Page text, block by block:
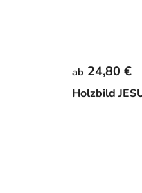
Holzbild
ab 24,80 €